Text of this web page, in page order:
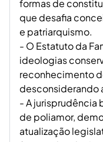
formas de
que desafia
e patriarquismo.
- O Estatuto da
ideologias
reconhecimento
desconsiderando
- A jurisprudência
de poliamor,
atualização